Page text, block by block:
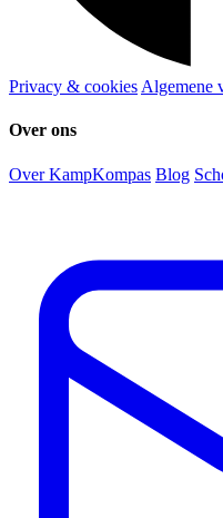
Privacy & cookies Algemene
Over ons
Over KampKompas Blog